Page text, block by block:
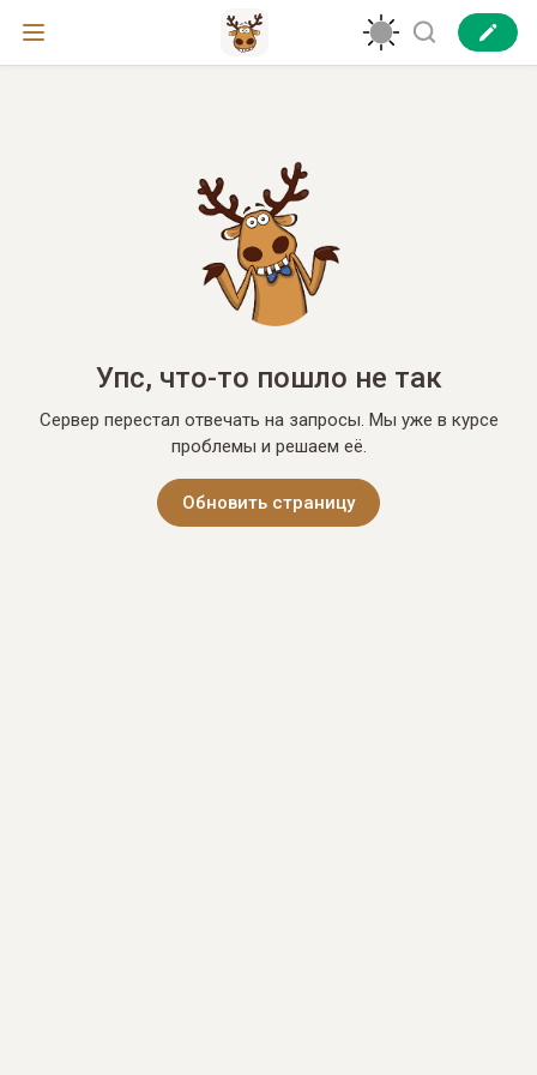
Упс, что-то пошло не так
Сервер перестал отвечать на запросы. Мы уже в курсе
проблемы и решаем её.
Обновить страницу